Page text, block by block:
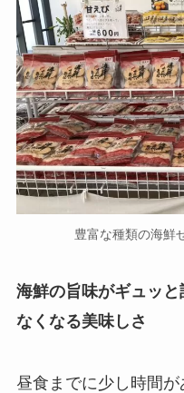
豊富な種類の海鮮
海鮮の旨味がギュッ
なくなる美味しさ
昼食までに少し時間